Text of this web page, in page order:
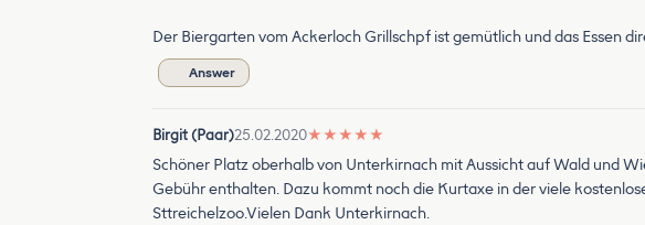
Der Biergarten vom Ackerloch Grillschpf ist gemütlich und das Essen
Answer
Birgit (Paar)25.02.2020★ ★ ★ ★ ★
Schöner Platz oberhalb von Unterkirnach mit Aussicht auf Wald und
Gebühr enthalten. Dazu kommt noch die Kurtaxe in der viele
Sttreichelzoo.Vielen Dank Unterkirnach.